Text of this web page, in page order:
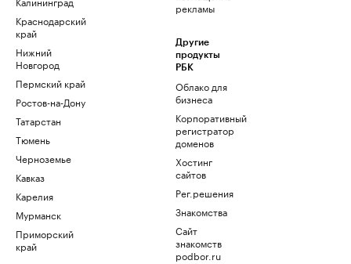
Краснодарский
край
Нижний
Новгород
Пермский край
Ростов-на-Дону
Татарстан
Тюмень
Черноземье
Кавказ
Карелия
Мурманск
Приморский
край
рекламы
Другие
продукты
РБК
Облако для
бизнеса
Корпоративный
регистратор
доменов
Хостинг
сайтов
Рег.решения
Знакомства
Сайт
знакомств
podbor.ru